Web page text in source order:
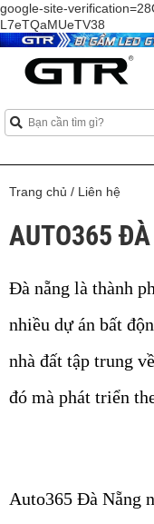
google-site-
L7eTQaMUeTV38
Trang chủ / Liên hệ
AUTO365
Đà nẵng là thành
nhiều dự án bất
nhà đất tập trung
đó mà phát triển
Auto365 Đà Nẵng